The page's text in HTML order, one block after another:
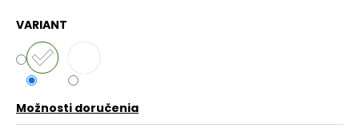
VARIANT
Možnosti doručenia